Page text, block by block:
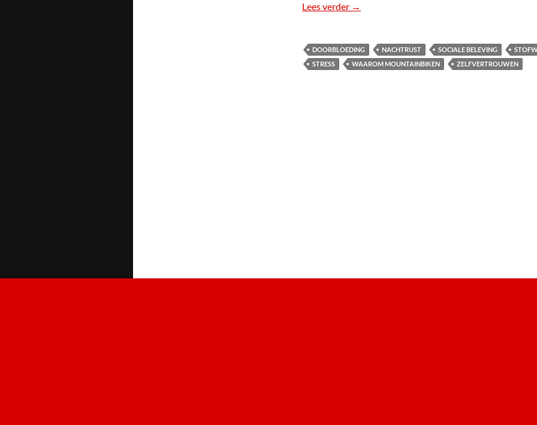
Lees verder Waarom mountainbiken!
→
DOORBLOEDING NACHTRUST SOCIALE BELEVING
STRESS
WAAROM MOUNTAINBIKEN ZELFVERTROUWEN